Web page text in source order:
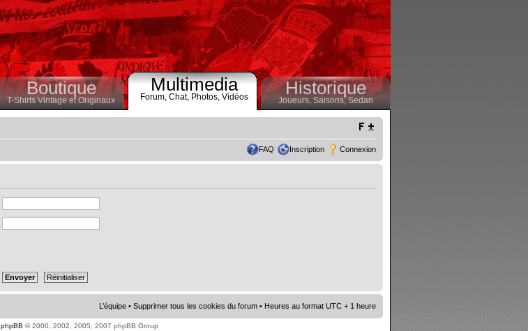
Boutique
T-Shirts Vintage et Originaux
Multimedia
Forum, Chat, Photos, Vidéos Historique
Joueurs, Saisons,Sedan
FAQ Inscription Connexion
L’équipe • Supprimer tous les cookies du forum • Heures au format UTC + 1 heure
phpBB © 2000, 2002, 2005, 2007 phpBB Group